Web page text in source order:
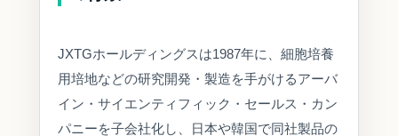
JXTGホールディングスは1987年に、細胞培養
用培地などの研究開発・製造を手がけるアーバ
イン・サイエンティフィック・セールス・カン
パニーを子会社化し、日本や韓国で同社製品の